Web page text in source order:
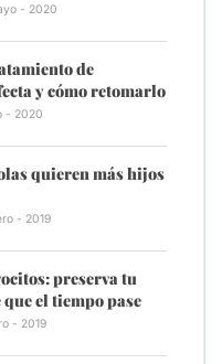
- 2020
de
y cómo retomarlo
- 2020
quieren más hijos
- 2019
preserva tu
el tiempo pase
- 2019